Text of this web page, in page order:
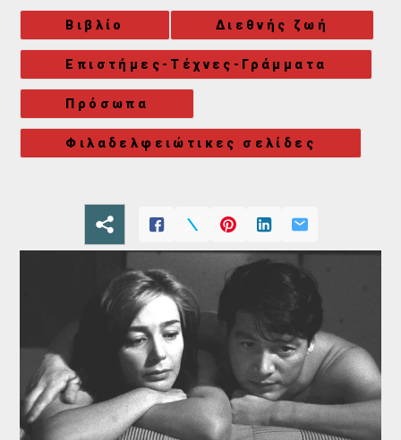
Βιβλίο Διεθνής ζωή
Επιστήμες-Τέχνες-Γράμματα
Πρόσωπα
Φιλαδελφειώτικες σελίδες